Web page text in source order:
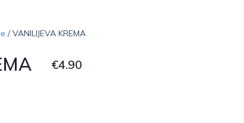
/ VANILIJEVA KREMA
€4.90